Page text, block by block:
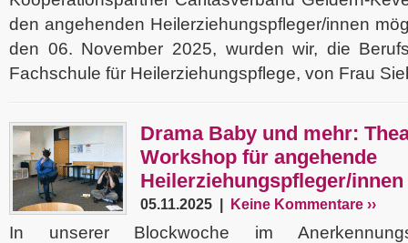
den angehenden Heilerziehungspfleger/innen
den 06. November 2025, wurden wir, die
Fachschule für Heilerziehungspflege, von Frau
Drama Baby und mehr:
Workshop für angehende
Heilerziehungspfleger/innen
05.11.2025 | Keine Kommentare ››
In unserer Blockwoche im